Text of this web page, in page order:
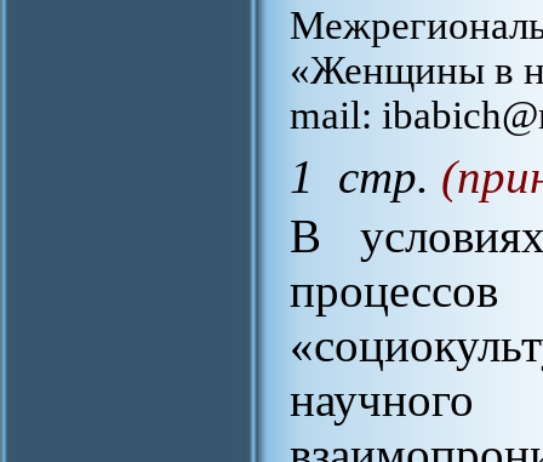
«Женщины в
mail:
1 стр.
В